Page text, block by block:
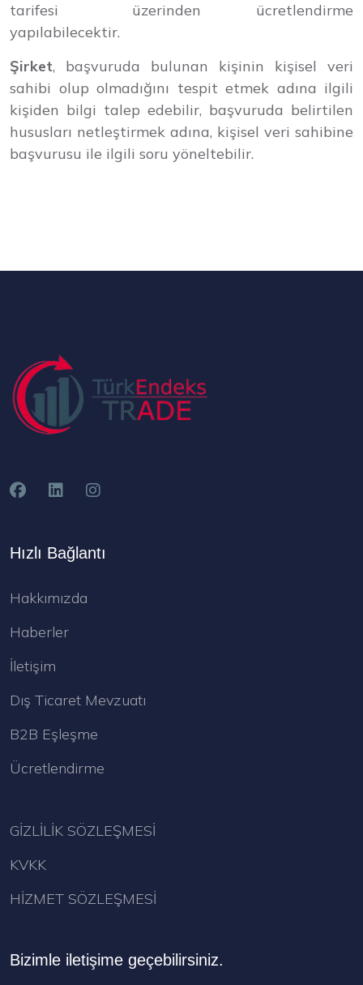
tarifesi
üzerinden ücretlendirme
yapılabilecektir.
Şirket, başvuruda bulunan kişinin kişisel veri
sahibi olup olmadığını tespit etmek adına ilgili
kişiden bilgi talep edebilir, başvuruda belirtilen
hususları netleştirmek adına, kişisel veri sahibine
başvurusu ile ilgili soru yöneltebilir.
Hızlı Bağlantı
Hakkımızda
Haberler
İletişim
Dış Ticaret Mevzuatı
B2B Eşleşme
Ücretlendirme
GİZLİLİK SÖZLEŞMESİ
KVKK
HİZMET SÖZLEŞMESİ
Bizimle iletişime geçebilirsiniz.